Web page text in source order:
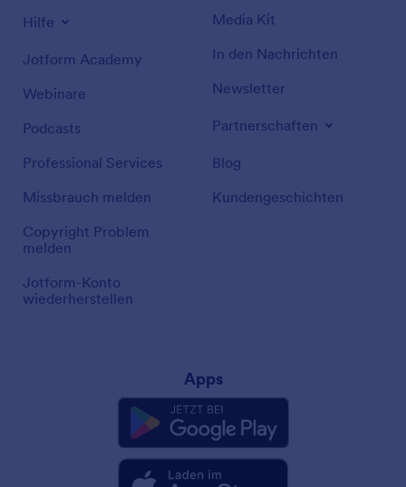
Hilfe
Jotform Academy
Webinare
Podcasts
Professional Services
Missbrauch melden
Copyright Problem
melden
Jotform-Konto
wiederherstellen
Media Kit
In den Nachrichten
Newsletter
Partnerschaften
Blog
Kundengeschichten
Apps